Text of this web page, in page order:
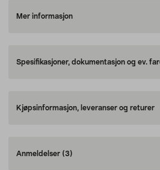
Mer informasjon
Spesifikasjoner, dokumentasjon og ev.
Kjøpsinformasjon, leveranser og returer
Anmeldelser (3)